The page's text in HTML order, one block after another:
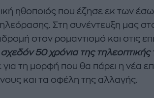
ηθοποιός που έζησε εκ των
Στη συνέντευξη μας
στον ρομαντισμό και στις
50 χρόνια της τηλεοπτικής
τη μορφή που θα πάρει η νέα
και τα οφέλη της αλλαγής.
έπαθα την πρώτη κρίση
πανικού νόμιζα πως θα
πεθάνω»